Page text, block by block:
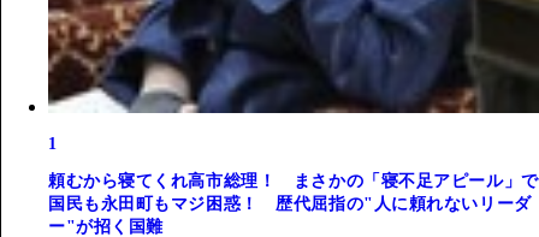
1
頼むから寝てくれ高市総理！ まさかの「寝不足アピール」で
国民も永田町もマジ困惑！ 歴代屈指の"人に頼れないリーダ
ー"が招く国難